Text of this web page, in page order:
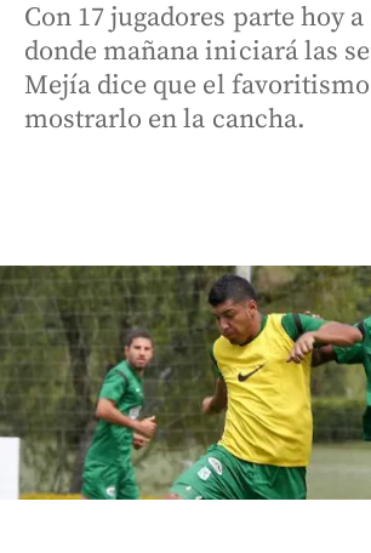
Con 17 jugadores parte hoy a
donde mañana iniciará las
Mejía dice que el
mostrarlo en la cancha.